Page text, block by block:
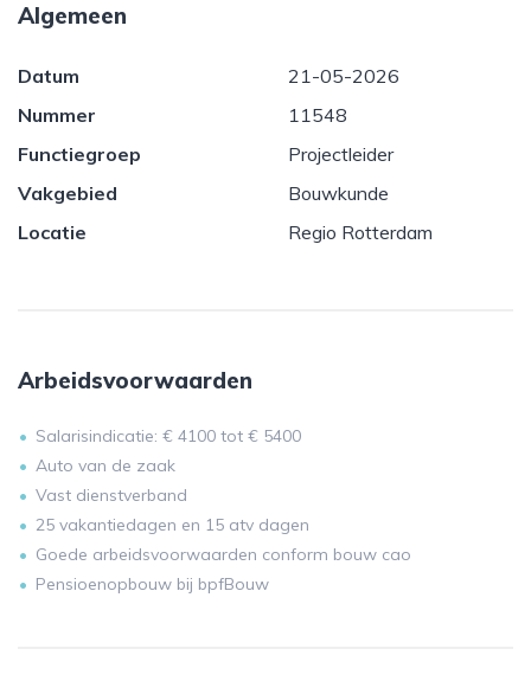
Algemeen
Datum
21-05-2026
Nummer
11548
Functiegroep
Projectleider
Vakgebied
Bouwkunde
Locatie
Regio Rotterdam
Arbeidsvoorwaarden
Salarisindicatie: € 4100 tot € 5400
Auto van de zaak
Vast dienstverband
25 vakantiedagen en 15 atv dagen
Goede arbeidsvoorwaarden conform bouw cao
Pensioenopbouw bij bpfBouw